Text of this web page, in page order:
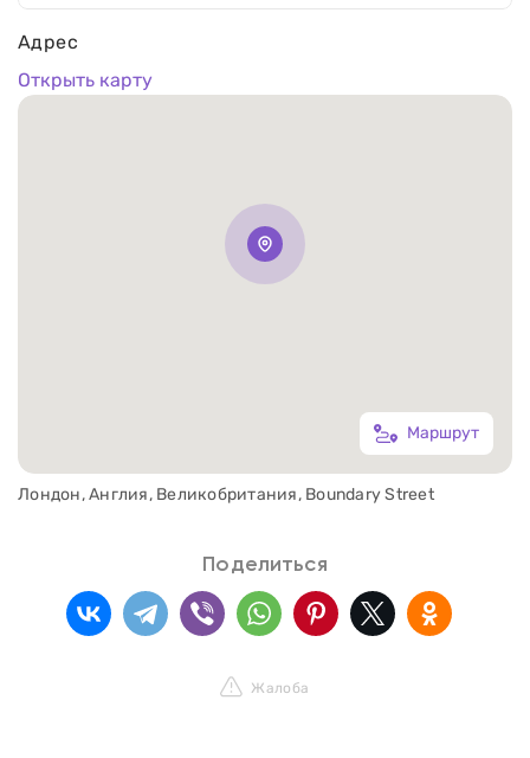
Маршрут
Лондон, Англия, Великобритания, Boundary Street
Адрес
Открыть карту
Поделиться
Жалоба